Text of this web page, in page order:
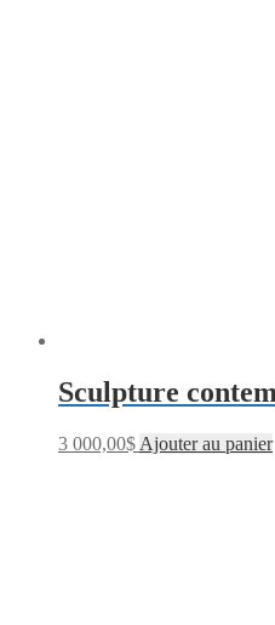
Sculpture
3 000,00$ Ajouter au panier